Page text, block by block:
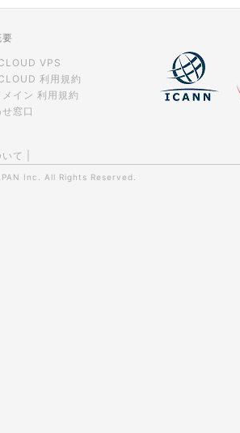
VPS
利用規約
イン 利用規約
窓口
て
Inc. All Rights Reserved.